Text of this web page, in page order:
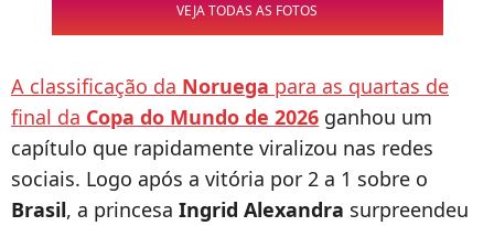
VEJA TODAS AS FOTOS
A classificação da Noruega para as quartas de
final da Copa do Mundo de 2026 ganhou um
capítulo que rapidamente viralizou nas redes
sociais. Logo após a vitória por 2 a 1 sobre o
Brasil, a princesa Ingrid Alexandra surpreendeu